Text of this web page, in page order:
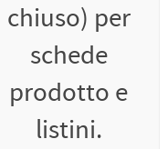
chiuso) per
schede
prodotto e
listini.